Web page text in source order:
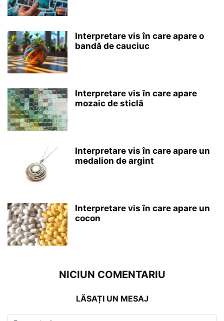
Interpretare vis în care apare o
bandă de cauciuc
Interpretare vis în care apare
mozaic de sticlă
Interpretare vis în care apare un
medalion de argint
Interpretare vis în care apare un
cocon
NICIUN COMENTARIU
LĂSAȚI UN MESAJ